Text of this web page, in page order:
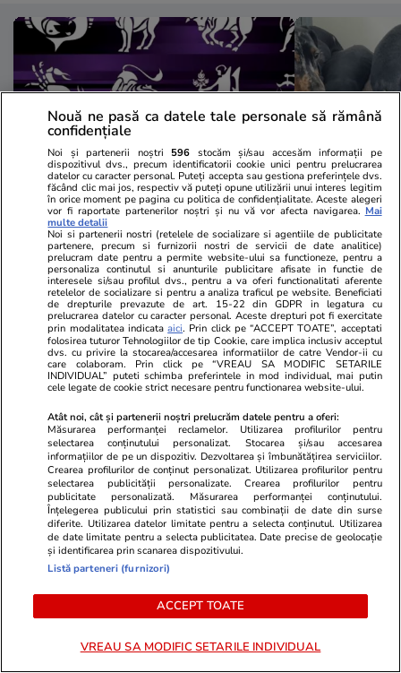
Horoscop
Horoscop 1 august 2026. Peștii
este bine să evite gândurile care
le provoacă o stare de agitație și
nu se dau duse, chiar dacă
încearcă
Două
teckeli
în Franța,
de euro
Horoscop
Horoscop 1 august 2026. Peștii
este bine să evite gândurile
care le provoacă o stare de
agitație și nu se dau duse, chiar
dacă încearcă
Nouă ne pasă ca datele tale personale să rămână
confidențiale
Noi și partenerii noștri 596 stocăm și/sau accesăm informații pe
dispozitivul dvs., precum identificatorii cookie unici pentru prelucrarea
datelor cu caracter personal. Puteți accepta sau gestiona preferințele dvs.
făcând clic mai jos, respectiv vă puteți opune utilizării unui interes legitim
în orice moment pe pagina cu politica de confidențialitate. Aceste alegeri
vor fi raportate partenerilor noștri și nu vă vor afecta navigarea. Mai
multe detalii
Noi si partenerii nostri (retelele de socializare si agentiile de publicitate
partenere, precum si furnizorii nostri de servicii de date analitice)
prelucram date pentru a permite website-ului sa functioneze, pentru a
personaliza continutul si anunturile publicitare afisate in functie de
interesele si/sau profilul dvs., pentru a va oferi functionalitati aferente
retelelor de socializare si pentru a analiza traficul pe website. Beneficiati
de drepturile prevazute de art. 15-22 din GDPR in legatura cu
prelucrarea datelor cu caracter personal. Aceste drepturi pot fi exercitate
prin modalitatea indicataaici. Prin click pe “ACCEPT TOATE”, acceptati
folosirea tuturor Tehnologiilor de tip Cookie, care implica inclusiv acceptul
dvs. cu privire la stocarea/accesarea informatiilor de catre Vendor-ii cu
care colaboram. Prin click pe “VREAU SA MODIFIC SETARILE
INDIVIDUAL” puteti schimba preferintele in mod individual, mai putin
cele legate de cookie strict necesare pentru functionarea website-ului.
Atât noi, cât și partenerii noștri prelucrăm datele pentru a oferi:
Măsurarea performanței reclamelor. Utilizarea profilurilor pentru
selectarea conținutului personalizat. Stocarea și/sau accesarea
informațiilor de pe un dispozitiv. Dezvoltarea și îmbunătățirea serviciilor.
Crearea profilurilor de conținut personalizat. Utilizarea profilurilor pentru
selectarea publicității personalizate. Crearea profilurilor pentru
publicitate personalizată. Măsurarea performanței conținutului.
Înțelegerea publicului prin statistici sau combinații de date din surse
diferite. Utilizarea datelor limitate pentru a selecta conținutul. Utilizarea
de date limitate pentru a selecta publicitatea. Date precise de geolocație
și identificarea prin scanarea dispozitivului.
Listă parteneri (furnizori)
ACCEPT TOATE
VREAU SA MODIFIC SETARILE INDIVIDUAL